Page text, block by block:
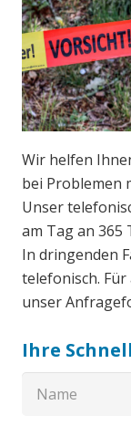
Wir helfen
bei Problemen
Unser telefonische Auftragsannahme ist
am Tag an 365 Tagen
In dringenden
telefonisch.
unser
Ihre